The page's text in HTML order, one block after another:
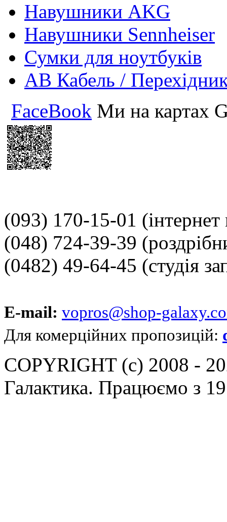
Навушники AKG
Навушники Sennheiser
Сумки для ноутбуків
АВ Кабель /
FaceBook Ми на картах
(093) 170-15-01
(048) 724-39-39
(0482) 49-64-45 (студія
E-mail: vopros@shop-
Для комерційних пропозицій:
COPYRIGHT (c) 2008 -
Галактика. Працюємо з